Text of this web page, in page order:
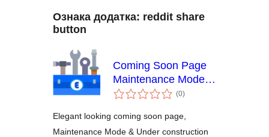
Ознака додатка: reddit share
button
Coming Soon Page
Maintenance Mode
Under Construction
(0укупних
оцена
)
Elegant looking coming soon page,
Maintenance Mode & Under construction